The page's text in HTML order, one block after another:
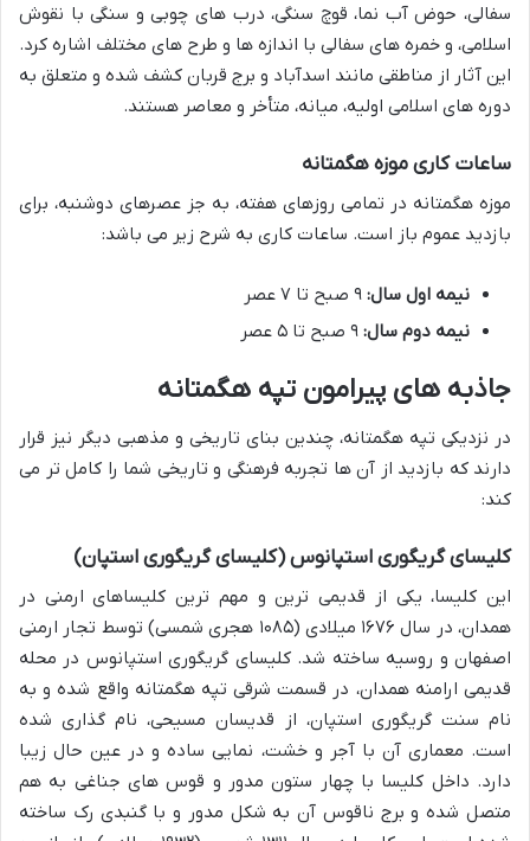
سفالی، حوض آب نما، قوچ سنگی، درب های چوبی و سنگی با نقوش
اسلامی، و خمره های سفالی با اندازه ها و طرح های مختلف اشاره کرد.
این آثار از مناطقی مانند اسدآباد و برج قربان کشف شده و متعلق به
دوره های اسلامی اولیه، میانه، متأخر و معاصر هستند.
ساعات کاری موزه هگمتانه
موزه هگمتانه در تمامی روزهای هفته، به جز عصرهای دوشنبه، برای
بازدید عموم باز است. ساعات کاری به شرح زیر می باشد:
نیمه اول سال:
نیمه دوم سال:
جاذبه های پیرامون تپه هگمتانه
در نزدیکی تپه هگمتانه، چندین بنای تاریخی و مذهبی دیگر نیز قرار
دارند که بازدید از آن ها تجربه فرهنگی و تاریخی شما را کامل تر می
کند:
کلیسای گریگوری استپانوس (کلیسای گریگوری استپان)
این کلیسا، یکی از قدیمی ترین و مهم ترین کلیساهای ارمنی در
همدان، در سال ۱۶۷۶ میلادی (۱۰۸۵ هجری شمسی) توسط تجار ارمنی
اصفهان و روسیه ساخته شد. کلیسای گریگوری استپانوس در محله
قدیمی ارامنه همدان، در قسمت شرقی تپه هگمتانه واقع شده و به
نام سنت گریگوری استپان، از قدیسان مسیحی، نام گذاری شده
است. معماری آن با آجر و خشت، نمایی ساده و در عین حال زیبا
دارد. داخل کلیسا با چهار ستون مدور و قوس های جناغی به هم
متصل شده و برج ناقوس آن به شکل مدور و با گنبدی رک ساخته